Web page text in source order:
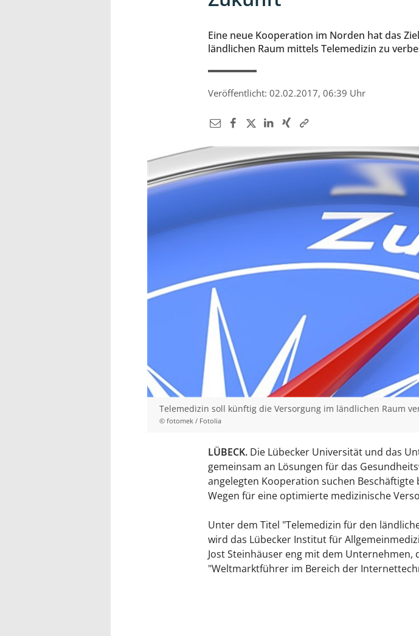
Eine neue Kooperation im Norden hat das
ländlichen Raum mittels Telemedizin zu
Veröffentlicht: 02.02.2017, 06:39 Uhr
Telemedizin soll künftig die Versorgung im ländlichen Raum
© fotomek / Fotolia
LÜBECK. Die Lübecker Universität und das
gemeinsam an Lösungen für das
angelegten Kooperation suchen
Wegen für eine optimierte medizinische
Unter dem Titel "Telemedizin für den
wird das Lübecker Institut für
Jost Steinhäuser eng mit dem Unternehmen,
"Weltmarktführer im Bereich der